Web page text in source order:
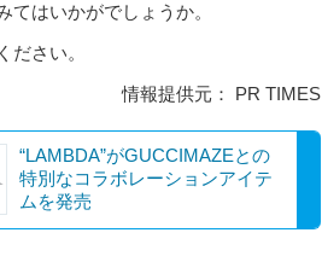
はいかがでしょうか。
さい。
情報提供元： PR TIMES
“LAMBDA”がGUCCIMAZEとの
特別なコラボレーションアイテ
ムを発売